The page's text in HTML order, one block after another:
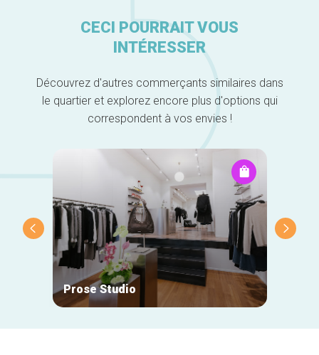
CECI POURRAIT VOUS
INTÉRESSER
Découvrez d'autres commerçants similaires dans
le quartier et explorez encore plus d'options qui
correspondent à vos envies !
Prose Studio